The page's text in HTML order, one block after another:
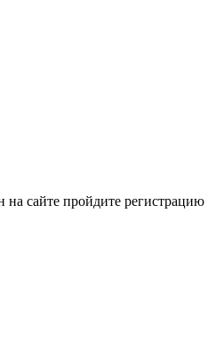
на сайте пройдите регистрацию